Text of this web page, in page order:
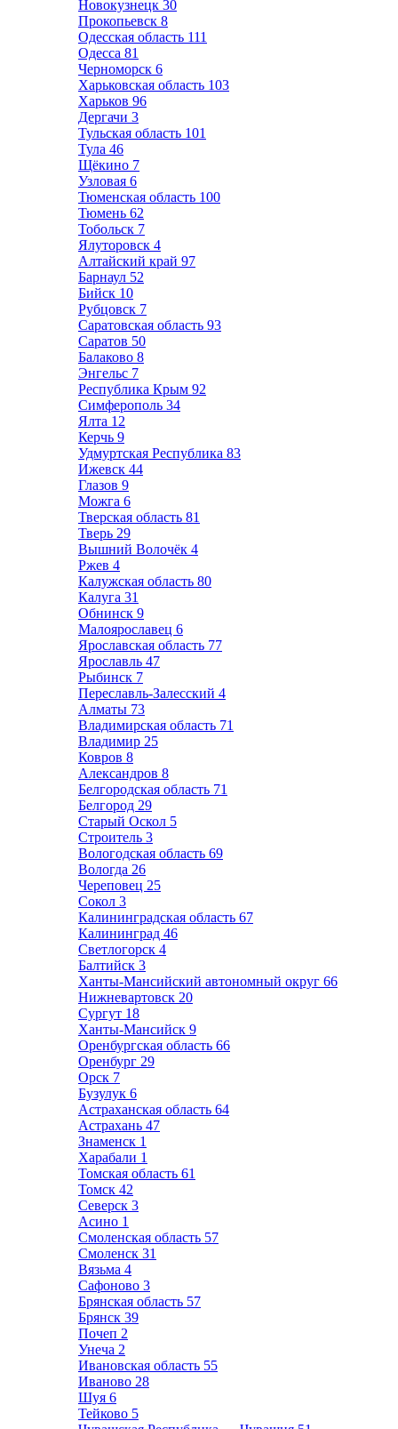
Новокузнецк 30
Прокопьевск 8
Одесская область 111
Одесса 81
Черноморск 6
Харьковская область 103
Харьков 96
Дергачи 3
Тульская область 101
Тула 46
Щёкино 7
Узловая 6
Тюменская область 100
Тюмень 62
Тобольск 7
Ялуторовск 4
Алтайский край 97
Барнаул 52
Бийск 10
Рубцовск 7
Саратовская область 93
Саратов 50
Балаково 8
Энгельс 7
Республика Крым 92
Симферополь 34
Ялта 12
Керчь 9
Удмуртская Республика 83
Ижевск 44
Глазов 9
Можга 6
Тверская область 81
Тверь 29
Вышний Волочёк 4
Ржев 4
Калужская область 80
Калуга 31
Обнинск 9
Малоярославец 6
Ярославская область 77
Ярославль 47
Рыбинск 7
Переславль-Залесский 4
Алматы 73
Владимирская область 71
Владимир 25
Ковров 8
Александров 8
Белгородская область 71
Белгород 29
Старый Оскол 5
Строитель 3
Вологодская область 69
Вологда 26
Череповец 25
Сокол 3
Калининградская область 67
Калининград 46
Светлогорск 4
Балтийск 3
Ханты-Мансийский автономный округ 66
Нижневартовск 20
Сургут 18
Ханты-Мансийск 9
Оренбургская область 66
Оренбург 29
Орск 7
Бузулук 6
Астраханская область 64
Астрахань 47
Знаменск 1
Харабали 1
Томская область 61
Томск 42
Северск 3
Асино 1
Смоленская область 57
Смоленск 31
Вязьма 4
Сафоново 3
Брянская область 57
Брянск 39
Почеп 2
Унеча 2
Ивановская область 55
Иваново 28
Шуя 6
Тейково 5